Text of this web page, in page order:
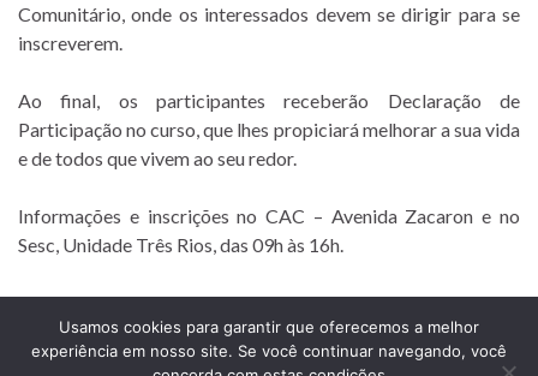
Comunitário, onde os interessados devem se dirigir para se
inscreverem.
Ao final, os participantes receberão Declaração de
Participação no curso, que lhes propiciará melhorar a sua vida
e de todos que vivem ao seu redor.
Informações e inscrições no CAC – Avenida Zacaron e no
Sesc, Unidade Três Rios, das 09h às 16h.
Prefeitura Municipal de Comendador Levy Gasparian
Usamos cookies para garantir que oferecemos a melhor
experiência em nosso site. Se você continuar navegando, você